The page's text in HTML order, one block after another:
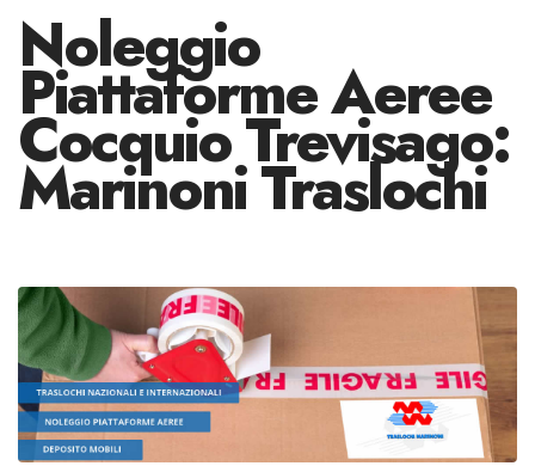
Noleggio
Piattaforme Aeree
Cocquio Trevisago:
Marinoni Traslochi